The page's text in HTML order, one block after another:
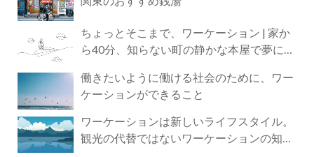
ちょっとそこまで、ワーケーション | 家か
ら40分、知らない町の静かな本屋で夢に近
働きたいように働ける社会のために、ワー
ケーションができること
ワーケーションは新しいライフスタイル。
観光の代替ではないワーケーションの知ら